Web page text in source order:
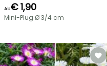
Ab€ 1,90
Mini-Plug Ø 3/4 cm